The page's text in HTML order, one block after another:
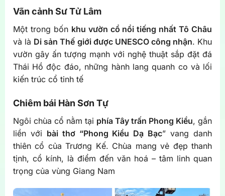
Vãn cảnh Sư Tử Lâm
Một trong bốn khu vườn cổ nổi tiếng nhất Tô Châu
và là Di sản Thế giới được UNESCO công nhận. Khu
vườn gây ấn tượng mạnh với nghệ thuật sắp đặt đá
Thái Hồ độc đáo, những hành lang quanh co và lối
kiến trúc cổ tinh tế
Chiêm bái Hàn Sơn Tự
Ngôi chùa cổ nằm tại phía Tây trấn Phong Kiều, gắn
liền với bài thơ “Phong Kiều Dạ Bạc” vang danh
thiên cổ của Trương Kế. Chùa mang vẻ đẹp thanh
tịnh, cổ kính, là điểm đến văn hoá – tâm linh quan
trọng của vùng Giang Nam